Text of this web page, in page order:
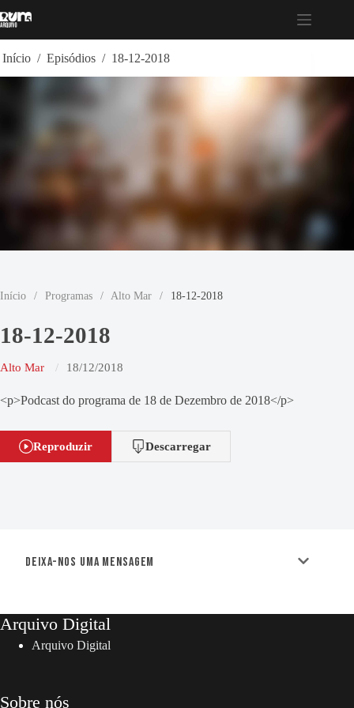
para
Início / Episódios / 18-12-2018
Início / Programas / Alto Mar / 18-12-2018
18-12-2018
Alto Mar 18/12/2018
<p>Podcast do programa de 18 de Dezembro de 2018</p>
Reproduzir Descarregar
Deixa-nos uma mensagem
Arquivo Digital
Arquivo Digital
Sobre nós